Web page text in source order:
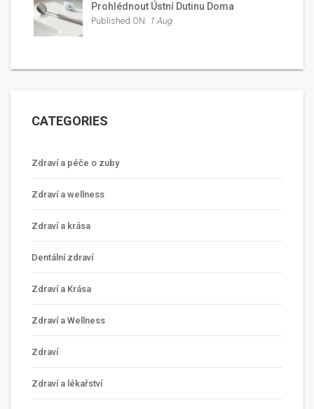
Prohlédnout Ústní Dutinu Doma
Published ON: 1 Aug
CATEGORIES
Zdraví a péče o zuby
Zdraví a wellness
Zdraví a krása
Dentální zdraví
Zdraví a Krása
Zdraví a Wellness
Zdraví
Zdraví a lékařství